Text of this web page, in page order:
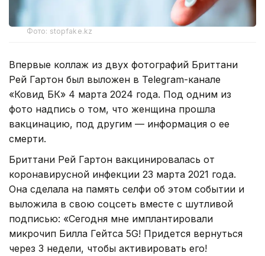
Фото: stopfake.kz
Впервые коллаж из двух фотографий Бриттани
Рей Гартон был выложен в Telegram-канале
«Ковид БК» 4 марта 2024 года. Под одним из
фото надпись о том, что женщина прошла
вакцинацию, под другим — информация о ее
смерти.
Бриттани Рей Гартон вакцинировалась от
коронавирусной инфекции 23 марта 2021 года.
Она сделала на память селфи об этом событии и
выложила в свою соцсеть вместе с шутливой
подписью: «Сегодня мне имплантировали
микрочип Билла Гейтса 5G! Придется вернуться
через 3 недели, чтобы активировать его!